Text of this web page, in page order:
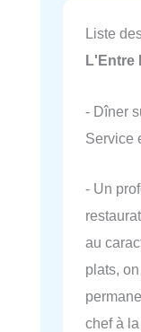
Liste
L'Entre
- Dîner
Service
- Un
au
plats,
chef à